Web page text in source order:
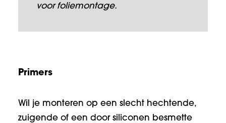
voor foliemontage.
Primers
Wil je monteren op een slecht hechtende,
zuigende of een door siliconen besmette